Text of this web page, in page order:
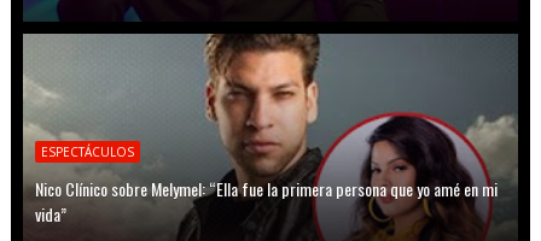
ESPECTÁCULOS
Nico Clínico sobre Melymel: “Ella fue la primera persona que yo amé en mi
vida”